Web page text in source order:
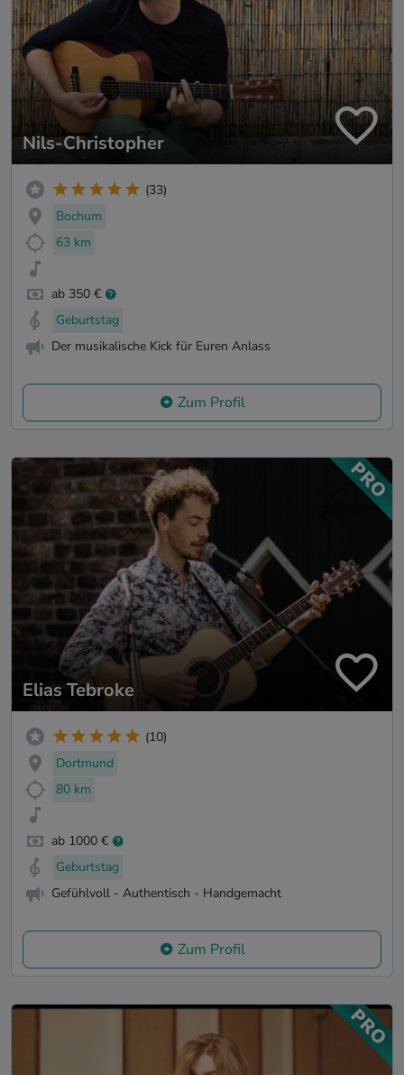
Nils-Christopher
(33)
Bochum
63 km
ab 350 €
Geburtstag
Der musikalische Kick für Euren Anlass
Zum Profil
Elias Tebroke
(10)
Dortmund
80 km
ab 1000 €
Geburtstag
Gefühlvoll - Authentisch - Handgemacht
Zum Profil